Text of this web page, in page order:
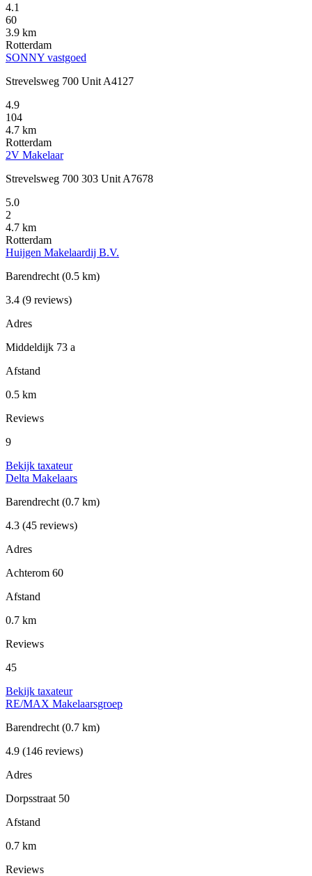
4.1
60
3.9 km
Rotterdam
SONNY vastgoed
Strevelsweg 700 Unit A4127
4.9
104
4.7 km
Rotterdam
2V Makelaar
Strevelsweg 700 303 Unit A7678
5.0
2
4.7 km
Rotterdam
Huijgen Makelaardij B.V.
Barendrecht (0.5 km)
3.4 (9 reviews)
Adres
Middeldijk 73 a
Afstand
0.5 km
Reviews
9
Bekijk taxateur
Delta Makelaars
Barendrecht (0.7 km)
4.3 (45 reviews)
Adres
Achterom 60
Afstand
0.7 km
Reviews
45
Bekijk taxateur
RE/MAX Makelaarsgroep
Barendrecht (0.7 km)
4.9 (146 reviews)
Adres
Dorpsstraat 50
Afstand
0.7 km
Reviews